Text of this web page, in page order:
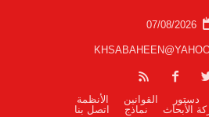
07/08/2026
دستور القوانين
الأنظمة
الأبحاث نماذج اتصل بنا